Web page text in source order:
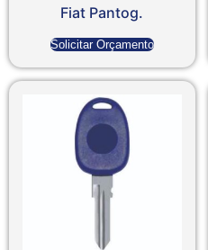
Fiat Pantog.
Solicitar Orçamento